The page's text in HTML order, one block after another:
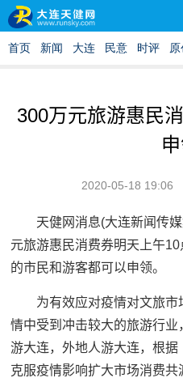
300万元旅游惠民
2020-05-18 19:06
天健网消息(大连新闻传
元旅游惠民消费券明天上午
的市民和游客都可以申领。
为有效应对疫情对文旅
情中受到冲击较大的旅游行
游大连，外地人游大连，根
克服疫情影响扩大市场消费